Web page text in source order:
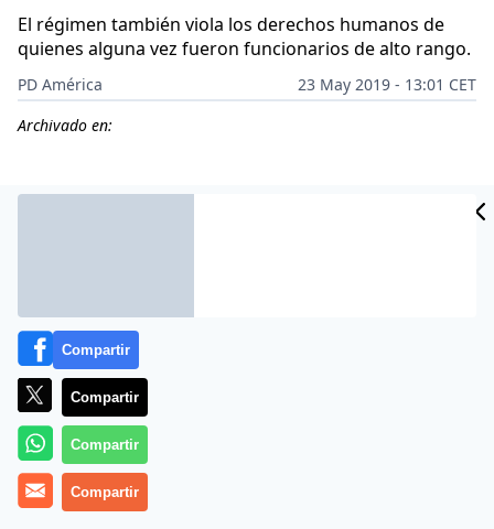
El régimen también viola los derechos humanos de
quienes alguna vez fueron funcionarios de alto rango.
PD América
23 May 2019 - 13:01 CET
Archivado en:
La traición es algo que no perdona el chavismo. Si
aquellos militares que han enfrentado a la
Compartir
Compartir
Compartir
Compartir